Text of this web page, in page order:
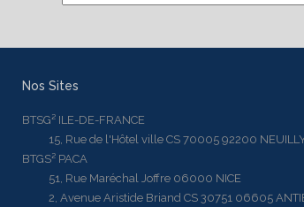
Nos Sites
BTSG² ILE-DE-FRANCE
15, Rue de l'Hôtel ville CS 70005 92200
BTGS² PACA
51, Rue Maréchal Joffre 06000 NICE
2, Avenue Aristide Briand CS 30751 06605